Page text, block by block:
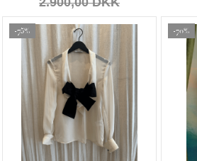
-75% -70%